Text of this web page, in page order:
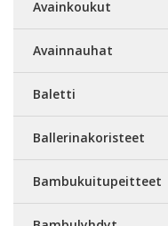
Avainkoukut
Avainnauhat
Baletti
Ballerinakoristeet
Bambukuitupeitteet